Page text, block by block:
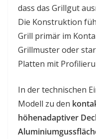
dass das Grillgut
Die Konstruktion
Grill primär im
Grillmuster oder
Platten mit
In der technischen
Modell zu den
höhenadaptiver